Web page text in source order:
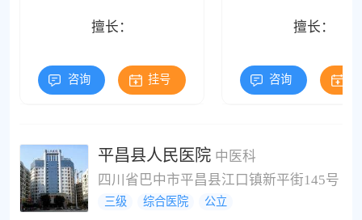
擅长：
咨询 挂号
擅长：
咨询
平昌县人民医院 中医科
四川省巴中市平昌县江口镇新平街145号
三级 综合医院 公立